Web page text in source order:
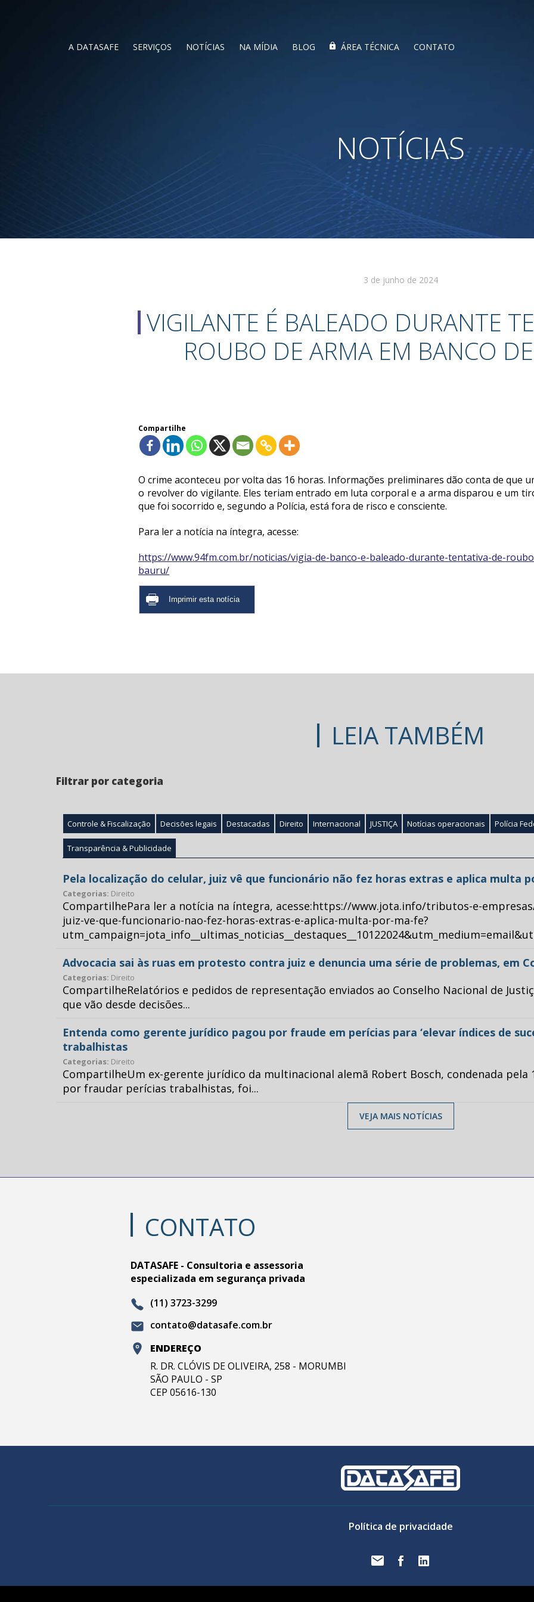
A DATASAFE SERVIÇOS NOTÍCIAS NA MÍDIA BLOG ÁREA TÉCNICA CONTATO
NOTÍCIAS
3 de junho de 2024
VIGILANTE É BALEADO DURANTE
ROUBO DE ARMA EM BANCO
Compartilhe
O crime aconteceu por volta das 16 horas. Informações preliminares dão conta de que
o revolver do vigilante. Eles teriam entrado em luta corporal e a arma disparou e um
que foi socorrido e, segundo a Polícia, está fora de risco e consciente.
Para ler a notícia na íntegra, acesse:
https://www.94fm.com.br/noticias/vigia-de-banco-e-baleado-durante-tentativa-de-
bauru/
LEIA TAMBÉM
Filtrar por categoria
Controle & Fiscalização Decisões legais Destacadas Direito Internacional JUSTIÇA Notícias operacionais Polícia
Transparência & Publicidade
Pela localização do celular, juiz vê que funcionário não fez horas extras e aplica multa
Categorias: Direito
CompartilhePara ler a notícia na íntegra, acesse:https://www.jota.info/tributos-e-
juiz-ve-que-funcionario-nao-fez-horas-extras-e-aplica-multa-por-ma-fe?
Advocacia sai às ruas em protesto contra juiz e denuncia uma série de problemas, em
Categorias: Direito
CompartilheRelatórios e pedidos de representação enviados ao Conselho Nacional de
que vão desde decisões...
Entenda como gerente jurídico pagou por fraude em perícias para ‘elevar índices de
trabalhistas
Categorias: Direito
CompartilheUm ex-gerente jurídico da multinacional alemã Robert Bosch, condenada pela
por fraudar perícias trabalhistas, foi...
VEJA MAIS NOTÍCIAS
CONTATO
DATASAFE - Consultoria e assessoria
especializada em segurança privada
(11) 3723-3299
contato@datasafe.com.br
ENDEREÇO
R. DR. CLÓVIS DE OLIVEIRA, 258 - MORUMBI
SÃO PAULO - SP
CEP 05616-130
Política de privacidade